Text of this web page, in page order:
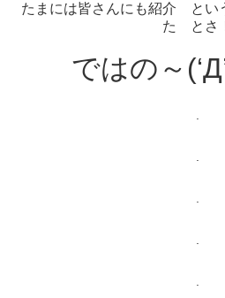
たまには皆さんにも紹介 と
た とさ
ではの～
.
.
.
.
.